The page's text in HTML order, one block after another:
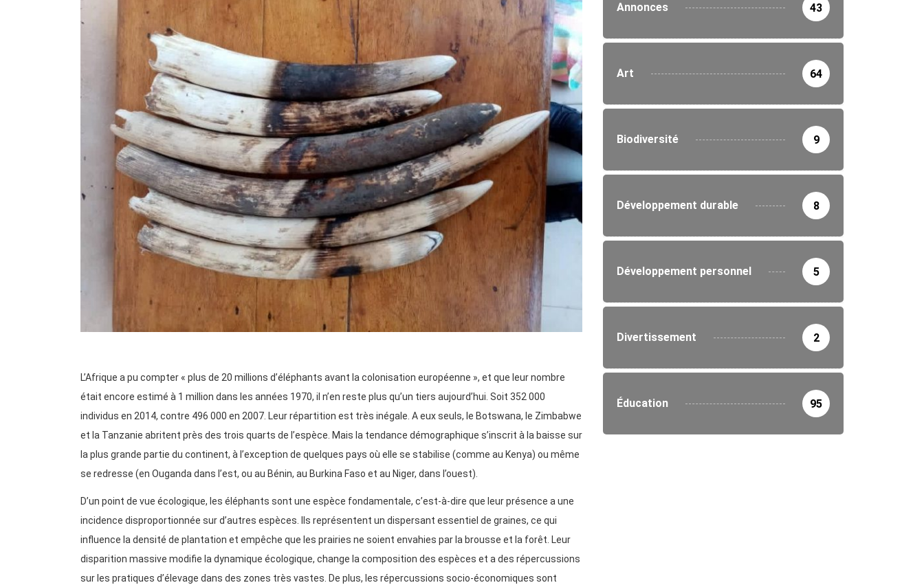
L’Afrique a pu compter « plus de 20 millions d’éléphants avant la colonisation européenne », et que leur nombre
était encore estimé à 1 million dans les années 1970, il n’en reste plus qu’un tiers aujourd’hui. Soit 352 000
individus en 2014, contre 496 000 en 2007. Leur répartition est très inégale. A eux seuls, le Botswana, le Zimbabwe
et la Tanzanie abritent près des trois quarts de l’espèce. Mais la tendance démographique s’inscrit à la baisse sur
la plus grande partie du continent, à l’exception de quelques pays où elle se stabilise (comme au Kenya) ou même
se redresse (en Ouganda dans l’est, ou au Bénin, au Burkina Faso et au Niger, dans l’ouest).
D’un point de vue écologique, les éléphants sont une espèce fondamentale, c’est-à-dire que leur présence a une
incidence disproportionnée sur d’autres espèces. Ils représentent un dispersant essentiel de graines, ce qui
influence la densité de plantation et empêche que les prairies ne soient envahies par la brousse et la forêt. Leur
disparition massive modifie la dynamique écologique, change la composition des espèces et a des répercussions
sur les pratiques d’élevage dans des zones très vastes. De plus, les répercussions socio-économiques sont
Annonces 43
Art 64
Biodiversité 9
Développement durable 8
Développement personnel 5
Divertissement 2
Éducation 95